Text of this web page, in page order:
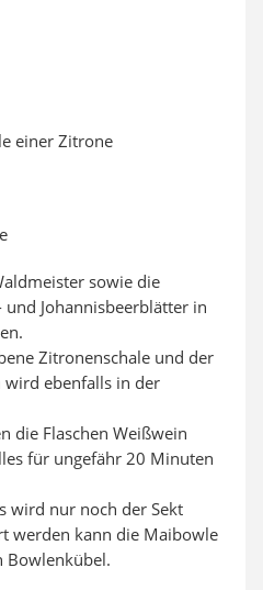
einer Zitrone
sowie die
Johannisbeerblätter in
Zitronenschale und der
wird ebenfalls in der
die Flaschen Weißwein
für ungefähr 20 Minuten
wird nur noch der Sekt
werden kann die Maibowle
Bowlenkübel.